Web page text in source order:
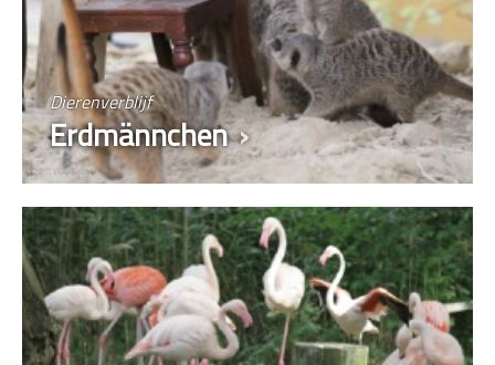
Dierenverblijf
Erdmännchen